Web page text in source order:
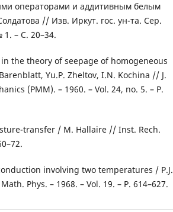
операторами и аддитивным белым
// Изв. Иркут. гос. ун-та. Сер.
– С. 20–34.
the theory of seepage of homogeneous
Yu.P. Zheltov, I.N. Kochina // J.
(PMM). – 1960. – Vol. 24, no. 5. – P.
transfer / M. Hallaire // Inst. Rech.
involving two temperatures / P.J.
Phys. – 1968. – Vol. 19. – P. 614–627.